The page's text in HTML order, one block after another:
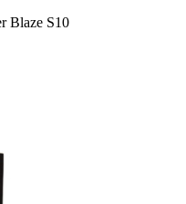
Blaze S10